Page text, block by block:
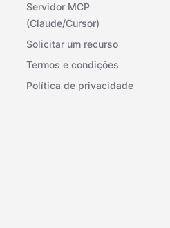
Servidor MCP
(Claude/Cursor)
Solicitar um recurso
Termos e condições
Política de privacidade